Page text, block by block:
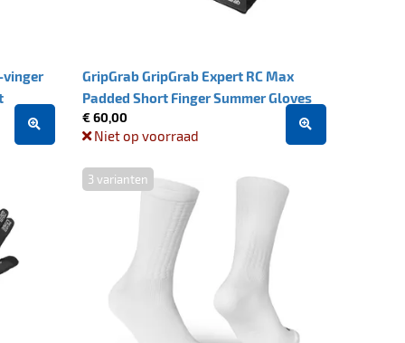
vinger
GripGrab GripGrab Expert RC Max
Padded Short Finger Summer Gloves
XXL, black
€ 60,00
Niet op voorraad
3 varianten